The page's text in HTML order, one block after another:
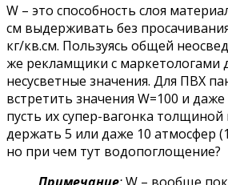
W – это способность слоя
см выдерживать без
кг/кв.см. Пользуясь общей
же рекламщики с маркетологами
несусветные значения. Для ПВХ
встретить значения W=100 и
пусть их супер-вагонка
держать 5 или даже 10 атмосфер
но при чем тут водопоглощение?